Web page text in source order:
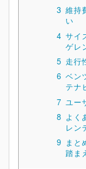
3 維持
い
4 サイ
ゲレ
5 走行
6 ベン
テナ
7 ユー
8 よく
レン
9 まと
踏ま